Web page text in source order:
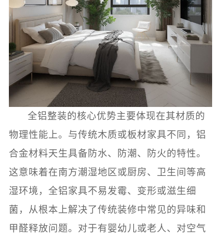
全铝整装的核心优势主要体现在其材质的
物理性能上。与传统木质或板材家具不同，铝
合金材料天生具备防水、防潮、防火的特性。
这意味着在南方潮湿地区或厨房、卫生间等高
湿环境，全铝家具不易发霉、变形或滋生细
菌，从根本上解决了传统装修中常见的异味和
甲醛释放问题。对于有婴幼儿或老人、对空气